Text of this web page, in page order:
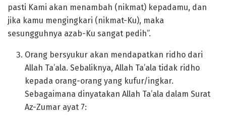
pasti Kami akan menambah (nikmat) kepadamu, dan
jika kamu mengingkari (nikmat-Ku), maka
sesungguhnya azab-Ku sangat pedih”.
Orang bersyukur akan mendapatkan ridho dari
Allah Ta’ala. Sebaliknya, Allah Ta’ala tidak ridho
kepada orang-orang yang kufur/ingkar.
Sebagaimana dinyatakan Allah Ta’ala dalam Surat
Az-Zumar ayat 7: